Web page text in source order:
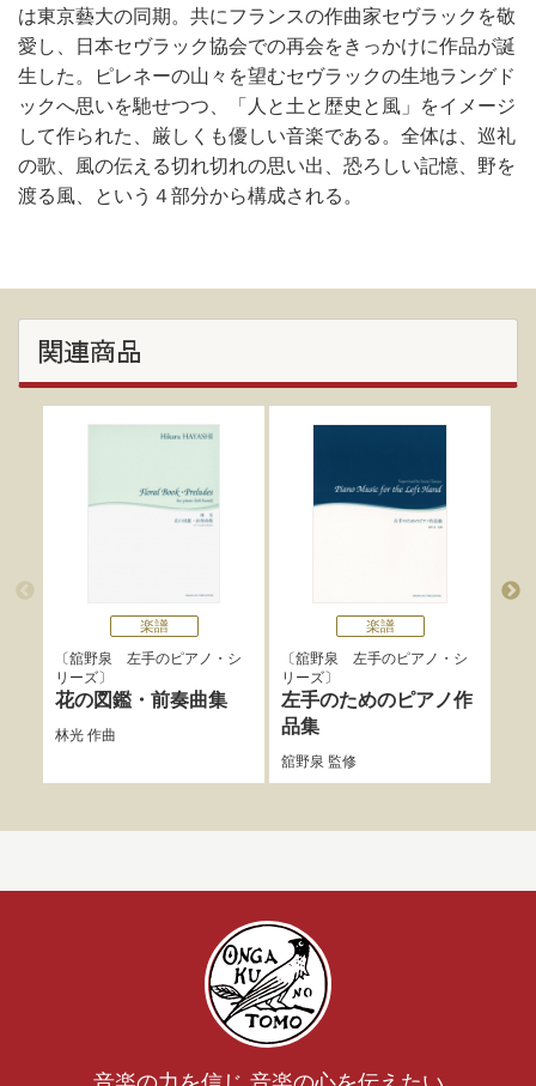
は東京藝大の同期。共にフランスの作曲家セヴラックを敬
愛し、日本セヴラック協会での再会をきっかけに作品が誕
生した。ピレネーの山々を望むセヴラックの生地ラングド
ックへ思いを馳せつつ、「人と土と歴史と風」をイメージ
して作られた、厳しくも優しい音楽である。全体は、巡礼
の歌、風の伝える切れ切れの思い出、恐ろしい記憶、野を
渡る風、という４部分から構成される。
関連商品
楽譜
舘野泉 左手のピアノ・シ
リーズ
花の図鑑・前奏曲集
林光作曲
楽譜
舘野泉 左手のピアノ・シ
リーズ
左手のためのピアノ作
品集
舘野泉 監修